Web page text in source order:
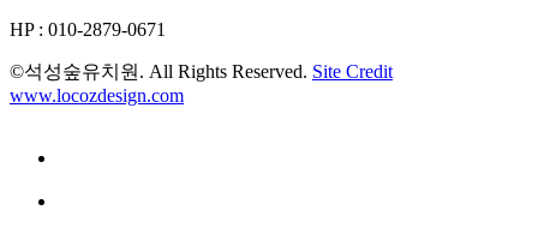
HP : 010-2879-0671
©석성숲유치원. All Rights Reserved. Site Credit
www.locozdesign.com